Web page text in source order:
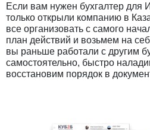
Если вам нужен бухгалтер
только открыли компанию в
все организовать с самого
план действий и возьмем на
вы раньше работали с другим
самостоятельно, быстро
восстановим порядок в